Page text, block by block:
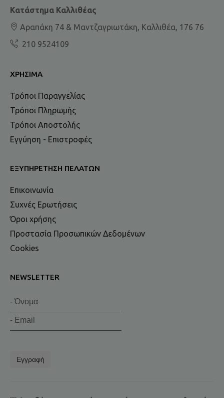
Κατάστημα Καλλιθέας
Αραπάκη 74 & Μαντζαγριωτάκη, Καλλιθέα, 176 76
210 9524109
ΧΡΉΣΙΜΑ
Τρόποι Παραγγελίας
Τρόποι Πληρωμής
Τρόποι Αποστολής
Εγγύηση - Επιστροφές
ΕΞΥΠΗΡΈΤΗΣΗ ΠΕΛΑΤΏΝ
Επικοινωνία
Συχνές Ερωτήσεις
Όροι χρήσης
Προστασία Προσωπικών Δεδομένων
Cookies
NEWSLETTER
Εγγραφή